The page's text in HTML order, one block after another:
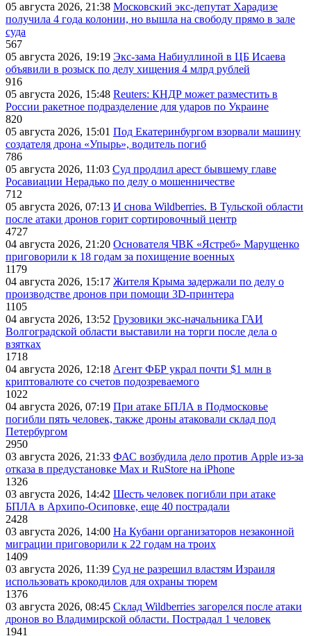
05 августа 2026, 21:38 Московский экс-депутат Харадизе
получила 4 года колонии, но вышла на свободу прямо в зале
суда
567
05 августа 2026, 19:19 Экс-зама Набиуллиной в ЦБ Исаева
объявили в розыск по делу хищения 4 млрд рублей
916
05 августа 2026, 15:48 Reuters: КНДР может разместить в
России ракетное подразделение для ударов по Украине
820
05 августа 2026, 15:01 Под Екатеринбургом взорвали машину
создателя дрона «Упырь», водитель погиб
786
05 августа 2026, 11:03 Суд продлил арест бывшему главе
Росавиации Нерадько по делу о мошенничестве
712
05 августа 2026, 07:13 И снова Wildberries. В Тульской области
после атаки дронов горит сортировочный центр
4727
04 августа 2026, 21:20 Основателя ЧВК «Ястреб» Марущенко
приговорили к 18 годам за похищение военных
1179
04 августа 2026, 15:17 Жителя Крыма задержали по делу о
производстве дронов при помощи 3D‑принтера
1105
04 августа 2026, 13:52 Грузовики экс-начальника ГАИ
Волгоградской области выставили на торги после дела о
взятках
1718
04 августа 2026, 12:18 Агент ФБР украл почти $1 млн в
криптовалюте со счетов подозреваемого
1022
04 августа 2026, 07:19 При атаке БПЛА в Подмосковье
погибли пять человек, также дроны атаковали склад под
Петербургом
2950
03 августа 2026, 21:33 ФАС возбудила дело против Apple из-за
отказа в предустановке Max и RuStore на iPhone
1326
03 августа 2026, 14:42 Шесть человек погибли при атаке
БПЛА в Архипо-Осиповке, еще 40 пострадали
2428
03 августа 2026, 14:00 На Кубани организаторов незаконной
миграции приговорили к 22 годам на троих
1409
03 августа 2026, 11:39 Суд не разрешил властям Израиля
использовать крокодилов для охраны тюрем
1376
03 августа 2026, 08:45 Склад Wildberries загорелся после атаки
дронов во Владимирской области. Пострадал 1 человек
1941